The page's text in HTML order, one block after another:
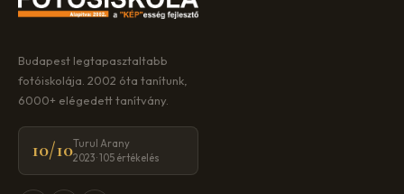
Budapest legtapasztaltabb
fotóiskolája. 2002 óta tanítunk,
6000+ elégedett tanítvány.
10/10Turul Arany
2023 · 105 értékelés